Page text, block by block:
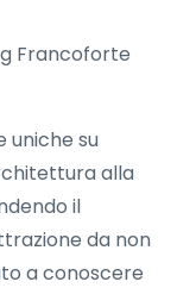
Francoforte
uniche su
alla
il
da non
a conoscere